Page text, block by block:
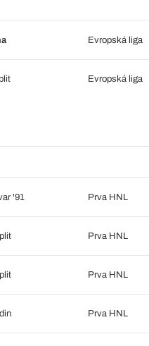
Evropská liga
Evropská liga
'91 Prva HNL
Prva HNL
Prva HNL
Prva HNL